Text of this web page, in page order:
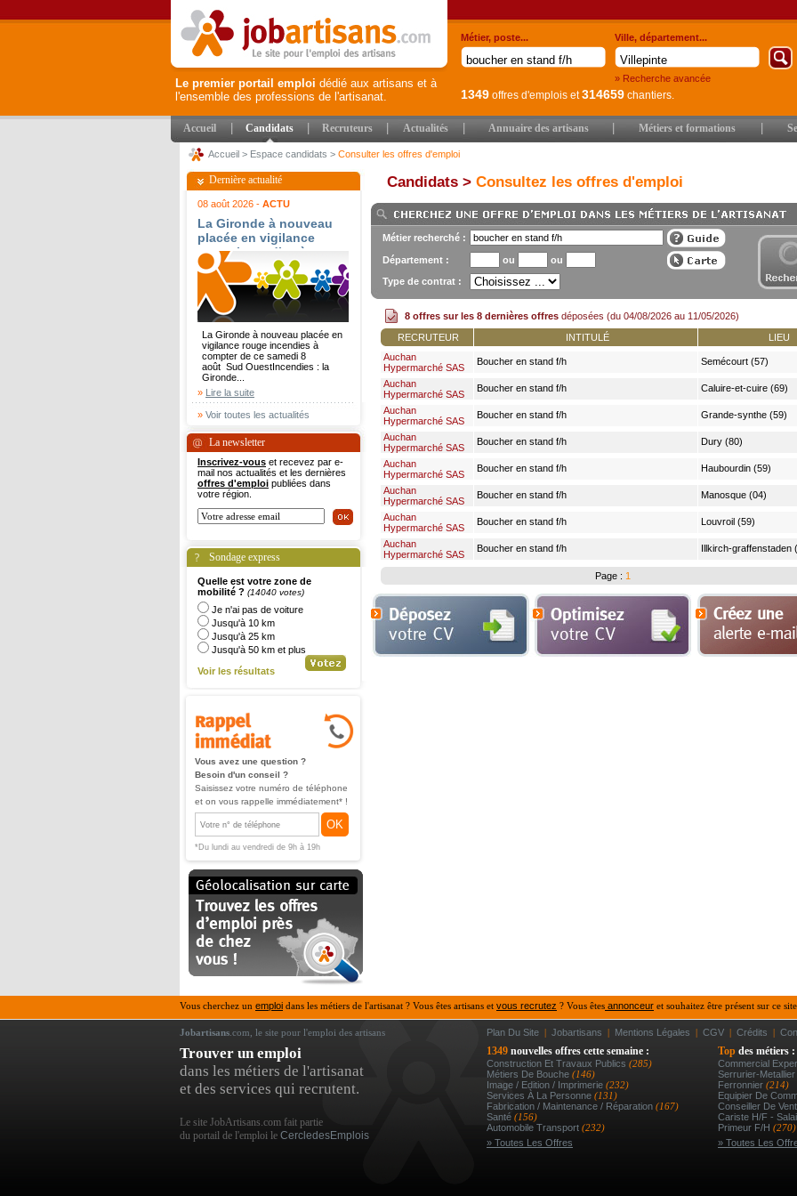
Le premier portail emploi dédié aux artisans et à
l'ensemble des professions de l'artisanat.
Métier, poste... Ville, département...
» Recherche avancée
1349 offres d'emplois et314659 chantiers.
Accueil Candidats Recruteurs Actualités Annuaire des artisans Métiers et formations
Accueil > Espace candidats > Consulter les offres d'emploi
Dernière actualité
08 août 2026 - ACTU
La Gironde à nouveau
placée en vigilance
rouge incendies à
compter de ce samedi 8
août - Sud Ouest
La Gironde à nouveau placée en
vigilance rouge incendies à
compter de ce samedi 8
août Sud OuestIncendies : la
Gironde...
» Lire la suite
» Voir toutes les actualités
La newsletter
Inscrivez-vous et recevez par e-
mail nos actualités et les dernières
offres d'emploi publiées dans
votre région.
Sondage express
Quelle est votre zone de
mobilité ? (14040 votes)
Je n'ai pas de voiture
Jusqu'à 10 km
Jusqu'à 25 km
Jusqu'à 50 km et plus
Voir les résultats
Vous avez une question ?
Besoin d'un conseil ?
Saisissez votre numéro de téléphone
et on vous rappelle immédiatement* !
OK
*Du lundi au vendredi de 9h à 19h
Candidats > Consultez les offres d'emploi
Métier recherché :
Département : ou
ou
Type de contrat :
8 offres sur les 8 dernières offres déposées (du 04/08/2026 au 11/05/2026)
RECRUTEUR
INTITULÉ
LIEU
Auchan
Hypermarché SAS
Boucher en stand f/h Semécourt (57)
Auchan
Hypermarché SAS
Boucher en stand f/h Caluire-et-cuire (69)
Auchan
Hypermarché SAS
Boucher en stand f/h Grande-synthe (59)
Auchan
Hypermarché SAS
Boucher en stand f/h Dury (80)
Auchan
Hypermarché SAS
Boucher en stand f/h Haubourdin (59)
Auchan
Hypermarché SAS
Boucher en stand f/h Manosque (04)
Auchan
Hypermarché SAS
Boucher en stand f/h Louvroil (59)
Auchan
Hypermarché SAS
Boucher en stand f/h Illkirch-graffenstaden
Page : 1
Vous cherchez un emploi dans les métiers de l'artisanat ? Vous êtes artisans et vous recrutez ? Vous êtes annonceur et souhaitez être présent sur ce
Jobartisans .com, le site pour l'emploi des artisans Plan Du Site | Jobartisans | Mentions Légales | CGV | Crédits |
Trouver un emploi
dans les métiers de l'artisanat
et des services qui recrutent.
Le site JobArtisans.com fait partie
du portail de l'emploi le CercledesEmplois
1349 nouvelles offres cette semaine :
Construction Et Travaux Publics (285)
Métiers De Bouche (146)
Image / Edition / Imprimerie (232)
Services À La Personne (131)
Fabrication / Maintenance / Réparation (167)
Santé (156)
Automobile Transport (232)
» Toutes Les Offres
Top des métiers :
Commercial
Serrurier-Metallier
Ferronnier (214)
Equipier De
Conseiller De
Cariste H/f -
Primeur F/h (270)
» Toutes Les